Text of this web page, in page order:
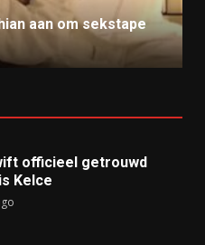
aan om sekstape
officieel getrouwd
Kelce